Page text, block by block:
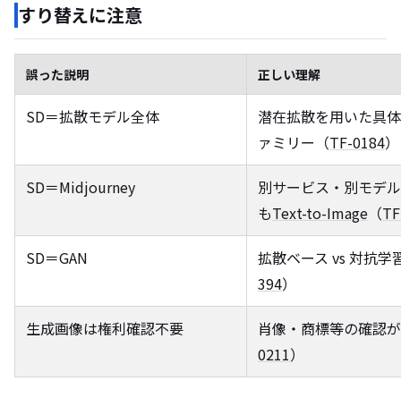
すり替えに注意
誤った説明 正しい理解
SD＝拡散モデル全体
潜在拡散を用いた具
ァミリー（TF-0184）
SD＝Midjourney
別サービス・別モデ
もText-to-Image （
SD＝GAN
拡散ベース vs 対抗学
394）
生成画像は権利確認不要
肖像・商標等の確認
0211）